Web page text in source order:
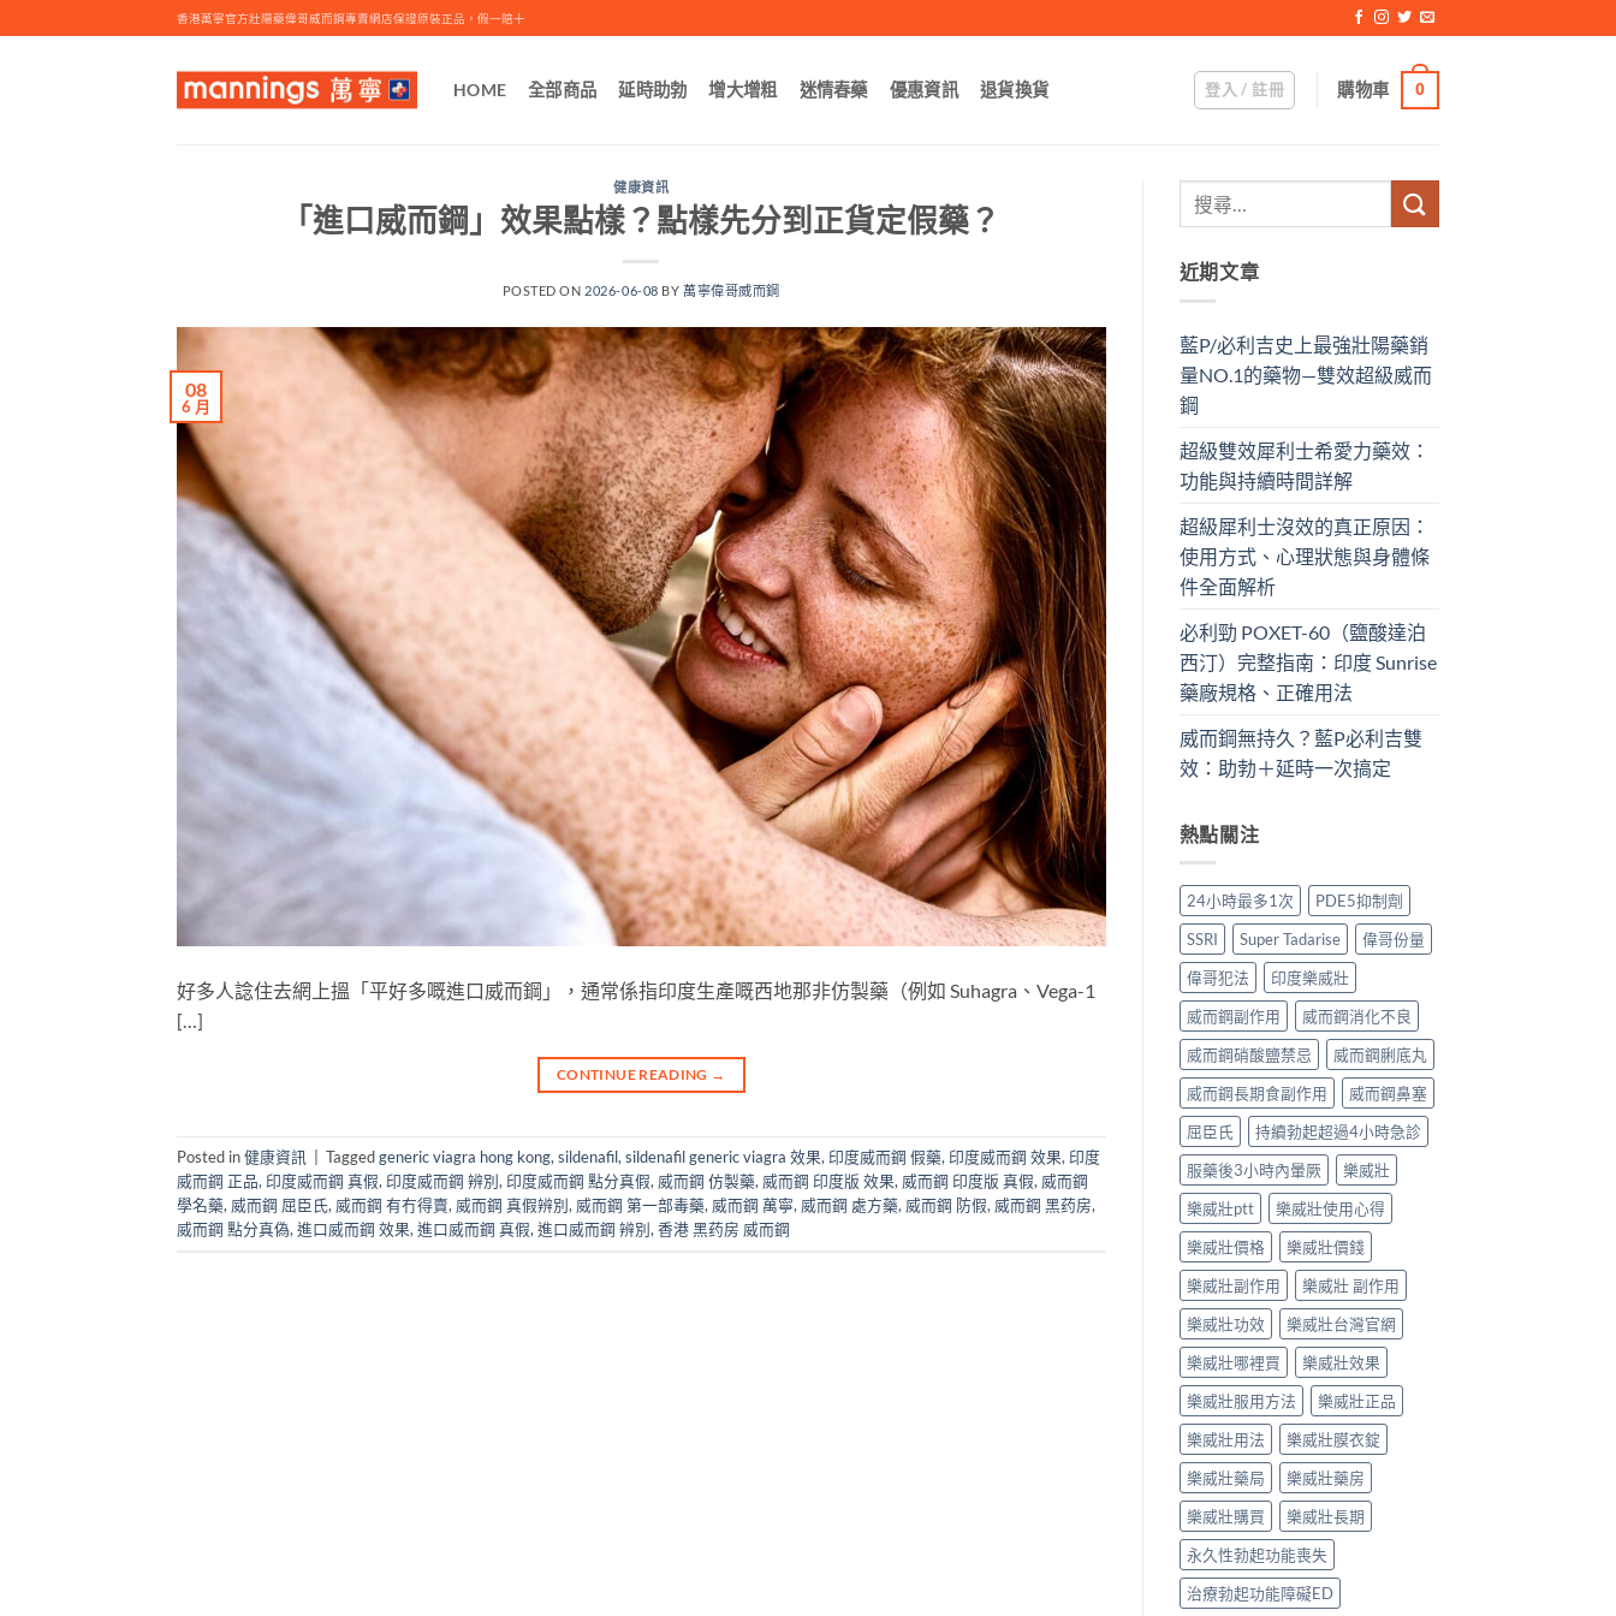
to
香港萬寧官方壯陽藥偉哥威而鋼專賣網店保證原裝正品，假一賠十
HOME 全部商品 延時助勃 增大增粗 迷情春藥 優惠資訊 退貨換貨 登入 / 註冊 購物車 0
健康資訊
「進口威而鋼」效果點樣？點樣先分到正貨定假藥？
POSTED ON 2026-06-08 BY萬寧偉哥威而鋼
08
6 月
好多人諗住去網上搵「平好多嘅進口威而鋼」，通常係指印度生產嘅西地那非仿製藥（例如 Suhagra、Vega-1
[…]
CONTINUE READING →
Posted in健康資訊 Taggedgeneric viagra hong kong,sildenafil,sildenafil generic viagra 效果,印度威而鋼 假藥,印度威而鋼 效果,印度
威而鋼 正品,印度威而鋼 真假,印度威而鋼 辨別,印度威而鋼 點分真假, 威而鋼 仿製藥, 威而鋼 印度版 效果, 威而鋼 印度版 真假, 威而鋼
學名藥, 威而鋼 屈臣氏, 威而鋼 有冇得賣, 威而鋼 真假辨別, 威而鋼 第一部毒藥, 威而鋼 萬寧, 威而鋼 處方藥, 威而鋼 防假, 威而鋼 黑药房,
威而鋼 點分真偽,進口威而鋼 效果,進口威而鋼 真假,進口威而鋼 辨別,香港 黑药房 威而鋼
近期文章
藍P/必利吉史上最強壯陽藥銷
量NO.1的藥物—雙效超級威而
鋼
超級雙效犀利士希愛力藥效：
功能與持續時間詳解
超級犀利士沒效的真正原因：
使用方式、心理狀態與身體條
件全面解析
必利勁 POXET-60（鹽酸達泊
西汀）完整指南：印度 Sunrise
藥廠規格、正確用法
威而鋼無持久？藍P必利吉雙
效：助勃＋延時一次搞定
熱點關注
24小時最多1次
PDE5抑制劑
SSRI
Super Tadarise
偉哥份量
偉哥犯法
印度樂威壯
威而鋼副作用
威而鋼消化不良
威而鋼硝酸鹽禁忌
威而鋼脷底丸
威而鋼長期食副作用
威而鋼鼻塞
屈臣氏
持續勃起超過4小時急診
服藥後3小時內暈厥
樂威壯
樂威壯ptt
樂威壯使用心得
樂威壯價格
樂威壯價錢
樂威壯副作用
樂威壯 副作用
樂威壯功效
樂威壯台灣官網
樂威壯哪裡買
樂威壯效果
樂威壯服用方法
樂威壯正品
樂威壯用法
樂威壯膜衣錠
樂威壯藥局
樂威壯藥房
樂威壯購買
樂威壯長期
永久性勃起功能喪失
治療勃起功能障礙ED